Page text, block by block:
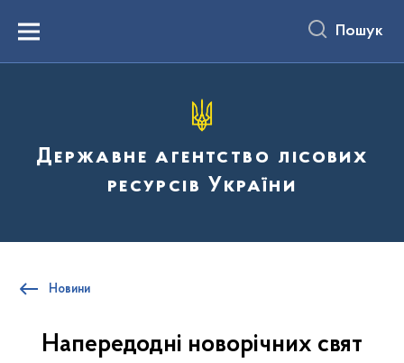
вмістуMenu Пошук
Державне агентство лісових
ресурсів України
Новини
Напередодні новорічних свят